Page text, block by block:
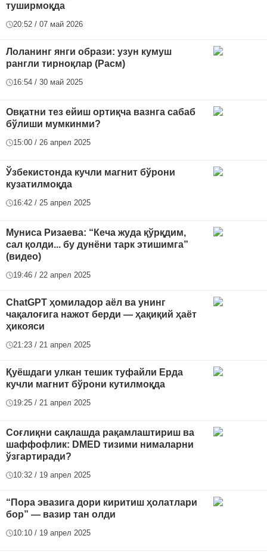
туширмоқда
20:52 / 07 май 2026
Лоланинг янги образи: узун кумуш
рангли тирноқлар (Расм)
16:54 / 30 май 2025
Овқатни тез ейиш ортиқча вазнга сабаб
бўлиши мумкинми?
15:00 / 26 апрел 2025
Ўзбекистонда кучли магнит бўрони
кузатилмоқда
16:42 / 25 апрел 2025
Муниса Ризаева: “Кеча жуда қўрқдим,
сал қолди... бу дунёни тарк этишимга”
(видео)
19:46 / 22 апрел 2025
ChatGPT ҳомиладор аёл ва унинг
чақалоғига нажот берди — ҳақиқий ҳаёт
ҳикояси
21:23 / 21 апрел 2025
Қуёшдаги улкан тешик туфайли Ерда
кучли магнит бўрони кутилмоқда
19:25 / 21 апрел 2025
Соғлиқни сақлашда рақамлаштириш ва
шаффофлик: DMED тизими нималарни
ўзгартиради?
10:32 / 19 апрел 2025
“Пора эвазига дори киритиш ҳолатлари
бор” — вазир тан олди
10:10 / 19 апрел 2025